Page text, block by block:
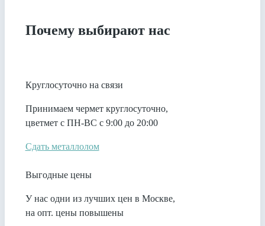
Почему выбирают нас
Круглосуточно на связи
Принимаем чермет круглосуточно,
цветмет с ПН-ВС с 9:00 до 20:00
Сдать металлолом
Выгодные цены
У нас одни из лучших цен в Москве,
на опт. цены повышены